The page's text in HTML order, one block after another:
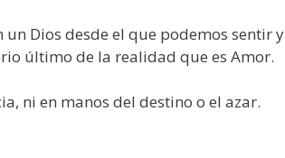
un Dios desde el que podemos sentir y
último de la realidad que es Amor.
ni en manos del destino o el azar.